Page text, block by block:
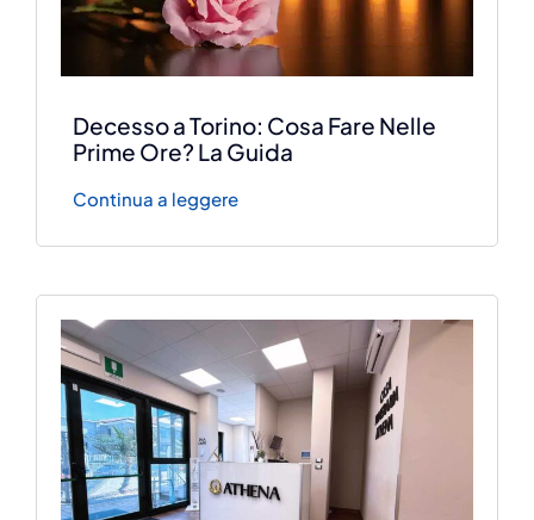
Decesso a Torino: Cosa Fare Nelle
Prime Ore? La Guida
Continua a leggere